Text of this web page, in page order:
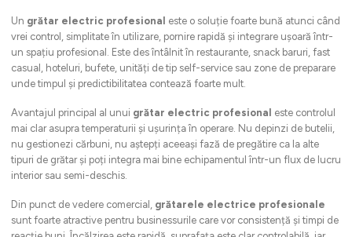
Un grătar electric profesional este o soluție foarte bună atunci când
vrei control, simplitate în utilizare, pornire rapidă și integrare ușoară într-
un spațiu profesional. Este des întâlnit în restaurante, snack baruri, fast
casual, hoteluri, bufete, unități de tip self-service sau zone de preparare
unde timpul și predictibilitatea contează foarte mult.
Avantajul principal al unui grătar electric profesional este controlul
mai clar asupra temperaturii și ușurința în operare. Nu depinzi de butelii,
nu gestionezi cărbuni, nu aștepți aceeași fază de pregătire ca la alte
tipuri de grătar și poți integra mai bine echipamentul într-un flux de lucru
interior sau semi-deschis.
Din punct de vedere comercial, grătarele electrice profesionale
sunt foarte atractive pentru businessurile care vor consistență și timpi de